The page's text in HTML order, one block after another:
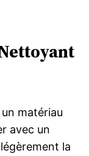
matériau
avec un
la